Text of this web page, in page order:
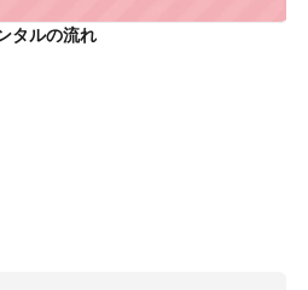
タルの流れ